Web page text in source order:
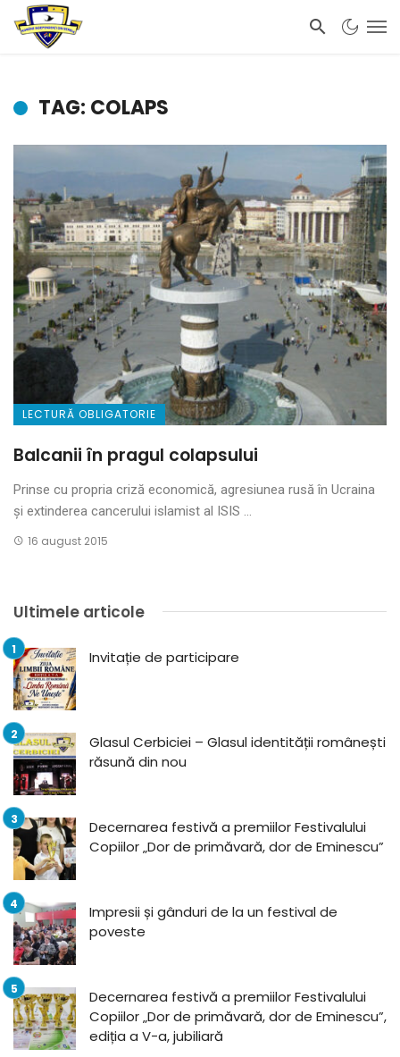
TAG: COLAPS
LECTURĂ OBLIGATORIE
Balcanii în pragul colapsului
Prinse cu propria criză economică, agresiunea rusă în Ucraina
și extinderea cancerului islamist al ISIS ...
16 august 2015
Ultimele articole
Invitație de participare
Glasul Cerbiciei – Glasul identității românești
răsună din nou
Decernarea festivă a premiilor Festivalului
Copiilor „Dor de primăvară, dor de Eminescu”
Impresii și gânduri de la un festival de
poveste
Decernarea festivă a premiilor Festivalului
Copiilor „Dor de primăvară, dor de Eminescu”,
ediția a V-a, jubiliară